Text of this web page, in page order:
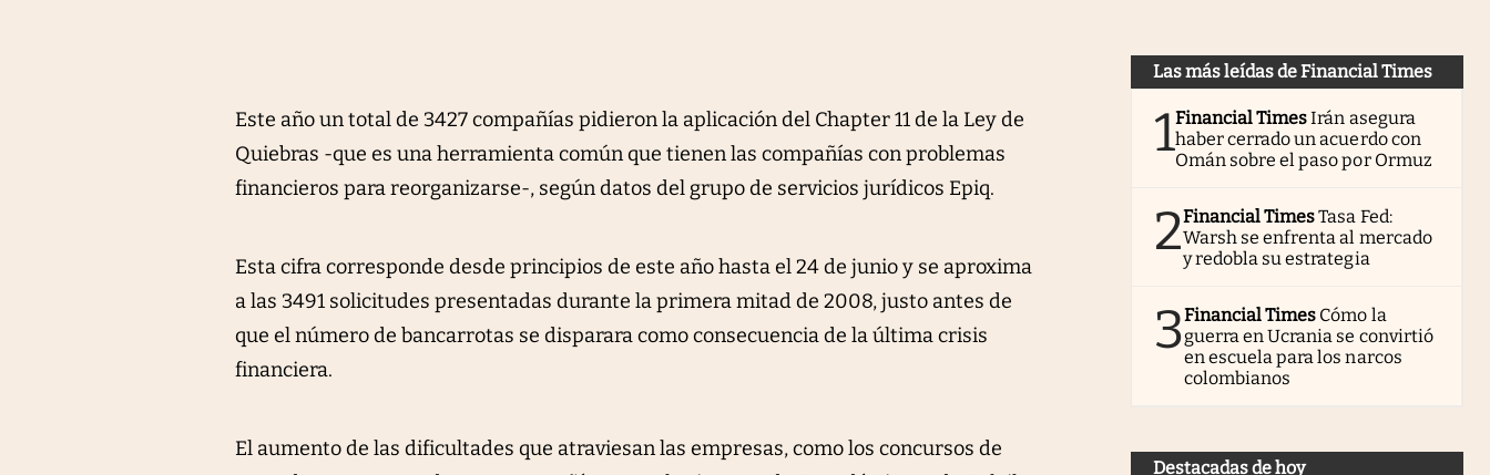
Este año un total de 3427 compañías pidieron la aplicación del Chapter 11 de la Ley de
Quiebras -que es una herramienta común que tienen las compañías con problemas
financieros para reorganizarse-, según datos del grupo de servicios jurídicos Epiq.
Esta cifra corresponde desde principios de este año hasta el 24 de junio y se aproxima
a las 3491 solicitudes presentadas durante la primera mitad de 2008, justo antes de
que el número de bancarrotas se disparara como consecuencia de la última crisis
financiera.
El aumento de las dificultades que atraviesan las empresas, como los concursos de
Las más leídas de Financial Times
1Financial TimesIrán asegura
haber cerrado un acuerdo con
Omán sobre el paso por Ormuz
2Financial TimesTasa Fed:
Warsh se enfrenta al mercado
y redobla su estrategia
3Financial Times Cómo la
guerra en Ucrania se convirtió
en escuela para los narcos
colombianos
Destacadas de hoy